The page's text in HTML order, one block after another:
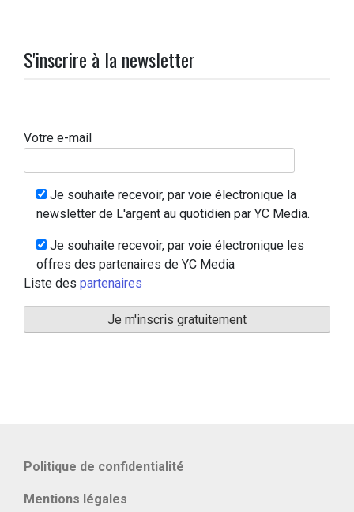
S'inscrire à la newsletter
Votre e-mail
Je souhaite recevoir, par voie électronique la
newsletter de L'argent au quotidien par YC Media.
Je souhaite recevoir, par voie électronique les
offres des partenaires de YC Media
Liste des partenaires
Politique de confidentialité
Mentions légales